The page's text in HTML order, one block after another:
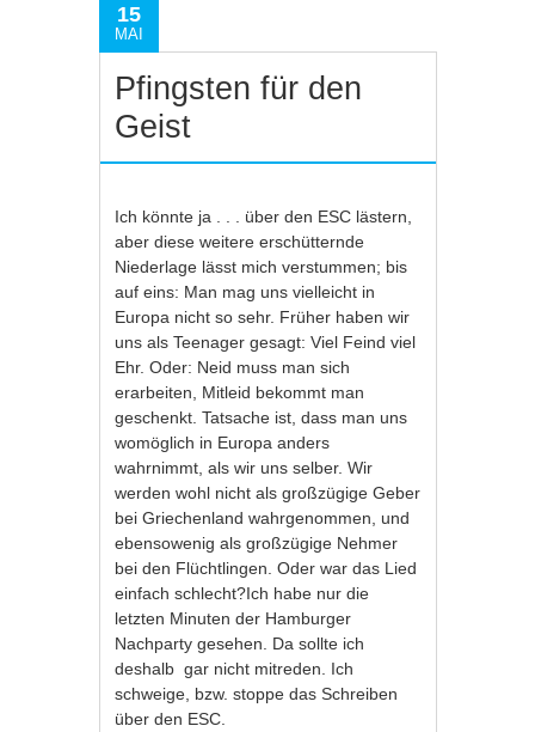
15
MAI
Pfingsten für den
Geist
Ich könnte ja . . . über den ESC lästern,
aber diese weitere erschütternde
Niederlage lässt mich verstummen; bis
auf eins: Man mag uns vielleicht in
Europa nicht so sehr. Früher haben wir
uns als Teenager gesagt: Viel Feind viel
Ehr. Oder: Neid muss man sich
erarbeiten, Mitleid bekommt man
geschenkt. Tatsache ist, dass man uns
womöglich in Europa anders
wahrnimmt, als wir uns selber. Wir
werden wohl nicht als großzügige Geber
bei Griechenland wahrgenommen, und
ebensowenig als großzügige Nehmer
bei den Flüchtlingen. Oder war das Lied
einfach schlecht?Ich habe nur die
letzten Minuten der Hamburger
Nachparty gesehen. Da sollte ich
deshalb gar nicht mitreden. Ich
schweige, bzw. stoppe das Schreiben
über den ESC.